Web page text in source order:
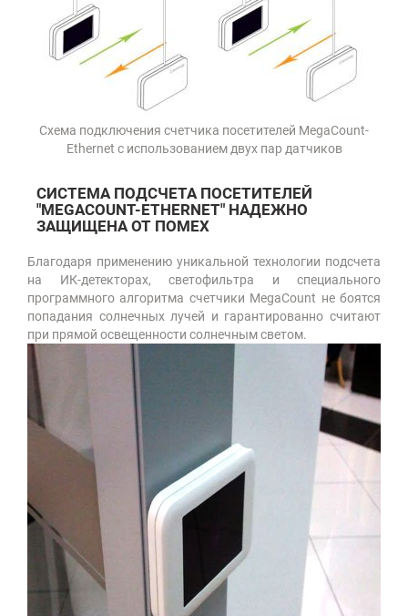
Схема подключения счетчика посетителей MegaCount-
Ethernet с использованием двух пар датчиков
СИСТЕМА ПОДСЧЕТА ПОСЕТИТЕЛЕЙ
"MEGACOUNT-ETHERNET" НАДЕЖНО
ЗАЩИЩЕНА ОТ ПОМЕХ
Благодаря применению уникальной технологии подсчета
на ИК-детекторах, светофильтра и специального
программного алгоритма счетчики MegaCount не боятся
попадания солнечных лучей и гарантированно считают
при прямой освещенности солнечным светом.